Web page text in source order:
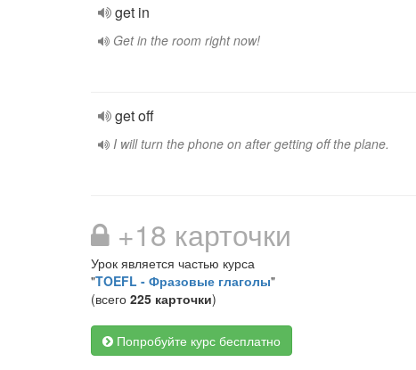
get in
Get in the room right now!
get off
I will turn the phone on after getting off the plane.
+18 карточки
Урок является частью курса
"TOEFL - Фразовые глаголы"
(всего 225 карточки)
Попробуйте курс бесплатно